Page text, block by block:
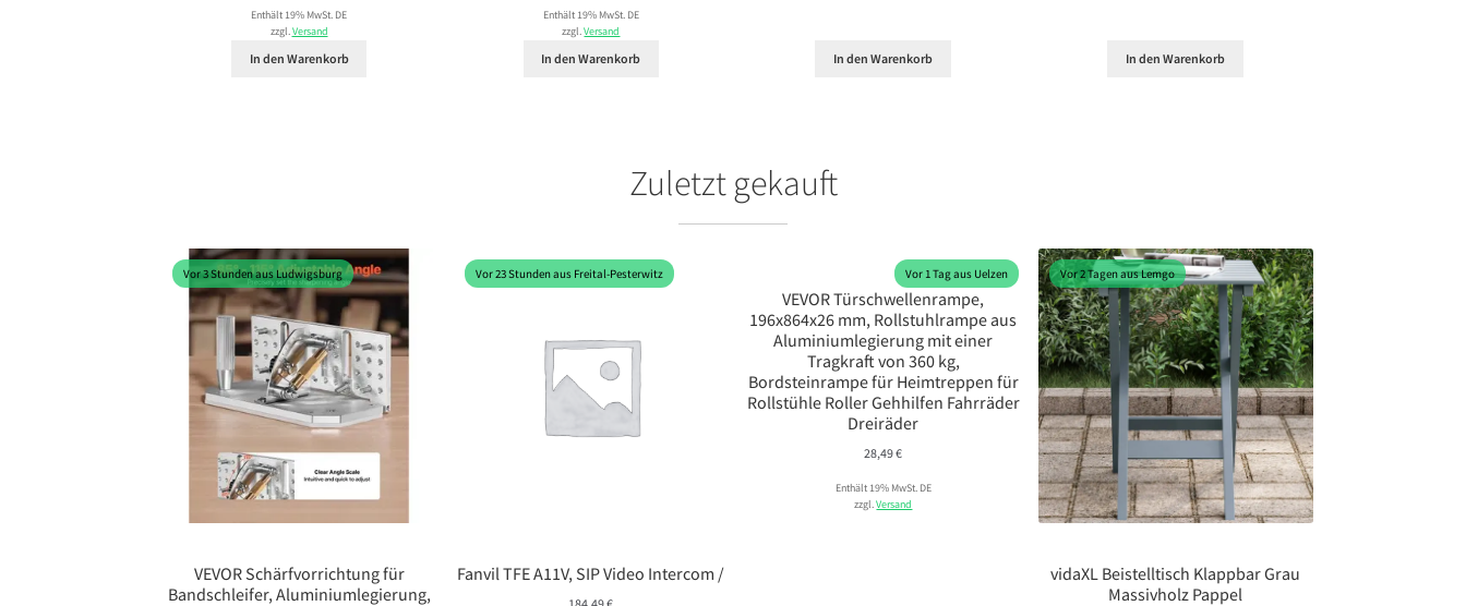
Enthält 19% MwSt. DE
zzgl.Versand
In den Warenkorb
Enthält 19% MwSt. DE
zzgl.Versand
In den Warenkorb In den Warenkorb In den Warenkorb
Zuletzt gekauft
Vor 3 Stunden aus Ludwigsburg
VEVOR Schärfvorrichtung für
Bandschleifer, Aluminiumlegierung,
Vor 23 Stunden aus Freital-Pesterwitz
Fanvil TFE A11V, SIP Video Intercom /
Vor 1 Tag aus Uelzen
VEVOR Türschwellenrampe,
196x864x26 mm, Rollstuhlrampe aus
Aluminiumlegierung mit einer
Tragkraft von 360 kg,
Bordsteinrampe für Heimtreppen für
Rollstühle Roller Gehhilfen Fahrräder
Dreiräder
28,49€
Enthält 19% MwSt. DE
zzgl.Versand
Vor 2 Tagen aus Lemgo
vidaXL Beistelltisch Klappbar Grau
Massivholz Pappel